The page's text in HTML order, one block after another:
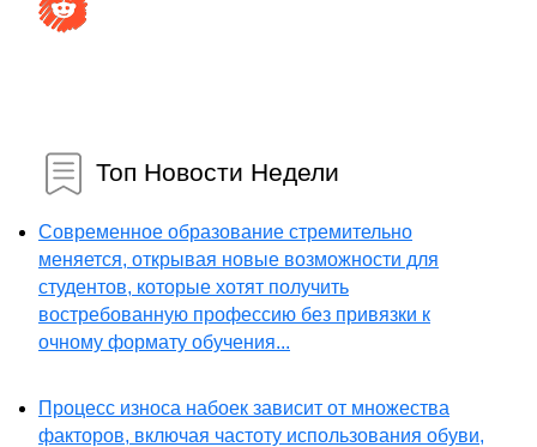
Топ Новости Недели
Современное образование стремительно
меняется, открывая новые возможности для
студентов, которые хотят получить
востребованную профессию без привязки к
очному формату обучения...
Процесс износа набоек зависит от множества
факторов, включая частоту использования обуви,